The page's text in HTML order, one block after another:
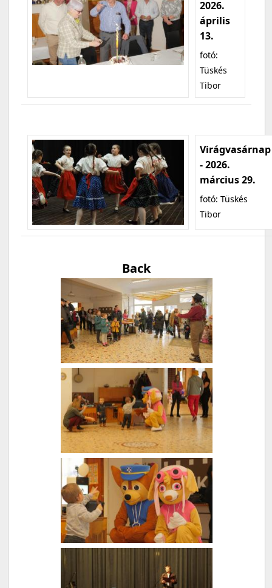
2026.
április
13.
fotó:
Tüskés
Tibor
Virágvasárnap
- 2026.
március 29.
fotó: Tüskés
Tibor
Back